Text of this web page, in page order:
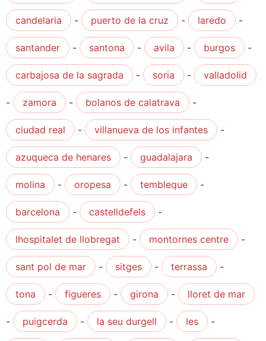
candelaria - puerto de la cruz - laredo -
santander - santona - avila - burgos -
carbajosa de la sagrada - soria - valladolid
- zamora - bolanos de calatrava -
ciudad real - villanueva de los infantes -
azuqueca de henares - guadalajara -
molina - oropesa - tembleque -
barcelona - castelldefels -
lhospitalet de llobregat - montornes centre -
sant pol de mar - sitges - terrassa -
tona - figueres - girona - lloret de mar
- puigcerda - la seu durgell - les -